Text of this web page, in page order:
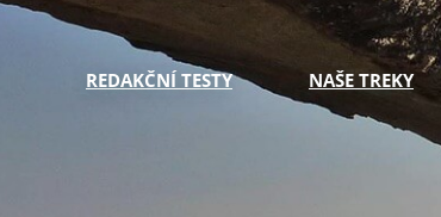
REDAKČNÍ TESTY NAŠE TREKY